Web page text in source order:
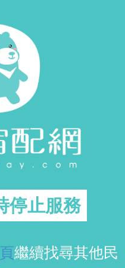
停止服務
繼續找尋其他民